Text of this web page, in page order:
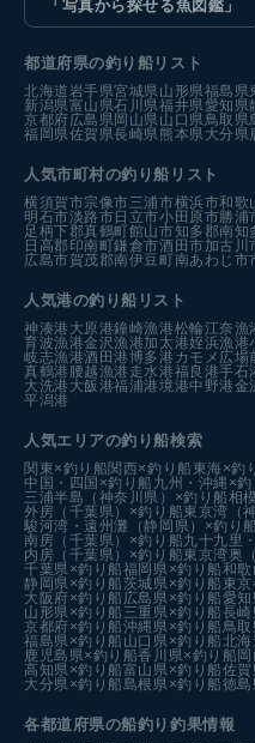
「写真から探せる魚図鑑」
都道府県の釣り船リスト
北海道岩手県宮城県山形県福島県
新潟県富山県石川県福井県愛知県
京都府広島県岡山県山口県鳥取県
福岡県佐賀県長崎県熊本県大分県
人気市町村の釣り船リスト
横須賀市宗像市三浦市横浜市和歌
明石市淡路市 日立市小田原市勝浦
足柄下郡真鶴町館山市知多郡南知
日高郡印南町鎌倉市酒田市加古川
広島市賀茂郡南伊豆町南あわじ市
人気港の釣り船リスト
神湊港 大原港鐘崎漁港松輪江奈漁
育波漁港金沢漁港加太港姪浜漁港
岐志漁港酒田港博多港カモメ広場
真鶴港 腰越漁港 走水港福良港手石
大洗港 大飯港福浦港境港中野港金
平潟港
人気エリアの釣り船検索
関東×釣り船関西×釣り船 東海×釣
中国・四国×釣り船 九州・沖縄×釣
三浦半島（神奈川県）×釣り船相
外房（千葉県）×釣り船東京湾（
駿河湾・遠州灘（静岡県）×釣り船
南房（千葉県）×釣り船九十九里
内房（千葉県）×釣り船東京湾奥
千葉県×釣り船福岡県×釣り船和
静岡県×釣り船茨城県×釣り船 東
大阪府×釣り船 広島県×釣り船愛
山形県×釣り船 三重県×釣り船長
京都府×釣り船沖縄県×釣り船鳥
福島県×釣り船 山口県×釣り船北
鹿児島県×釣り船香川県×釣り船
高知県×釣り船富山県×釣り船佐
大分県×釣り船島根県×釣り船徳
各都道府県の船釣り釣果情報